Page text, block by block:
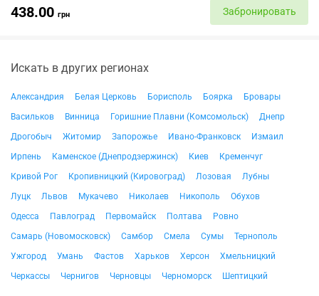
438.00 грн Забронировать
Искать в других регионах
Александрия Белая Церковь Борисполь Боярка
Бровары
Васильков
Винница Горишние Плавни (Комсомольск)
Днепр
Дрогобыч
Житомир Запорожье Ивано-Франковск
Измаил
Ирпень
Каменское (Днепродзержинск) Киев
Кременчуг
Кривой Рог
Кропивницкий (Кировоград) Лозовая
Лубны
Луцк
Львов Мукачево Николаев Никополь
Обухов
Одесса
Павлоград Первомайск Полтава
Ровно
Самарь (Новомосковск)
Самбор Смела Сумы
Тернополь
Ужгород
Умань Фастов Харьков Херсон
Хмельницкий
Черкассы
Чернигов Черновцы Черноморск Шептицкий